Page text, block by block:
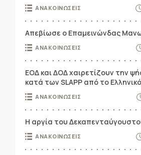
ΑΝΑΚΟΙΝΩΣΕΙΣ
Απεβίωσε ο Επαμεινώνδας
ΑΝΑΚΟΙΝΩΣΕΙΣ
ΕΟΔ και ΔΟΔ χαιρετίζουν την
κατά των SLAPP από το
ΑΝΑΚΟΙΝΩΣΕΙΣ
Η αργία του
ΑΝΑΚΟΙΝΩΣΕΙΣ